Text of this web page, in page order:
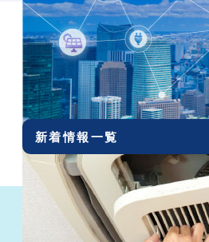
2021.03.10ＶＳ（ブイエス）
2020.12.22社員募集!!
2020.12.01ホームページリニ
新着情報一覧